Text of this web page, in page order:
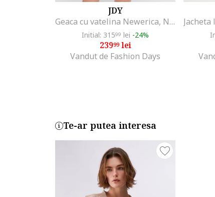
JDY
Geaca cu vatelina Newerica, Negru
Initial: 31599 lei -24%
23999lei
Vandut de Fashion Days
Te-ar putea interesa